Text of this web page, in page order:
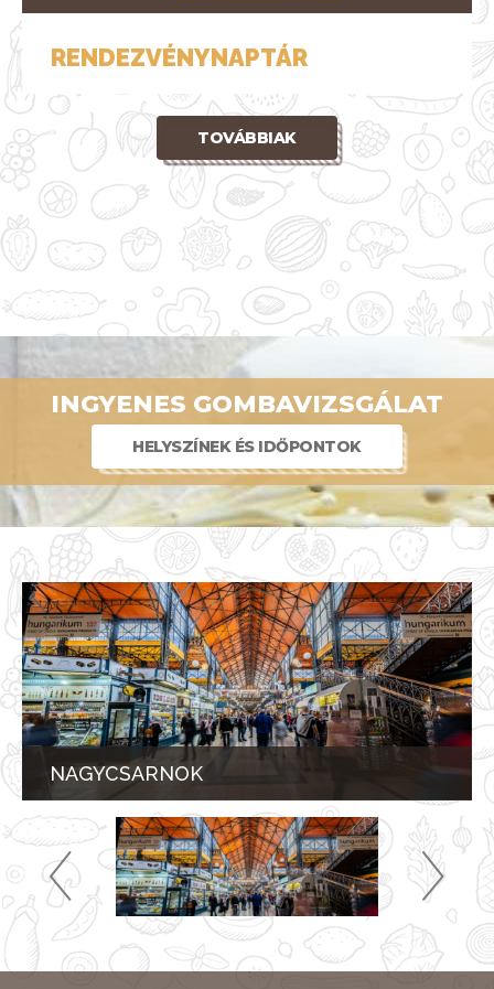
RENDEZVÉNYNAPTÁR
TOVÁBBIAK
INGYENES GOMBAVIZSGÁLAT
HELYSZÍNEK ÉS IDŐPONTOK
NAGYCSARNOK